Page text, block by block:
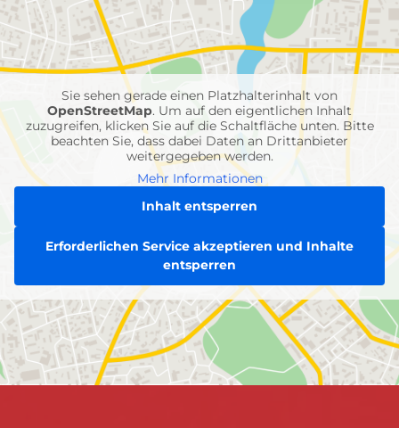
mit
Feuerwehr-
Einheiten
Sie sehen gerade einen Platzhalterinhalt von
OpenStreetMap. Um auf den eigentlichen Inhalt
zuzugreifen, klicken Sie auf die Schaltfläche unten. Bitte
beachten Sie, dass dabei Daten an Drittanbieter
weitergegeben werden.
Mehr Informationen
Inhalt entsperren
Erforderlichen Service akzeptieren und Inhalte
entsperren